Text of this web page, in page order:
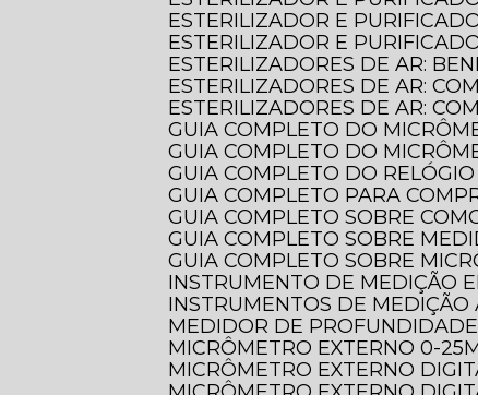
ESTERILIZADOR E
ESTERILIZADOR E
ESTERILIZADORES DE AR:
ESTERILIZADORES DE AR:
ESTERILIZADORES DE AR:
GUIA COMPLETO DO
GUIA COMPLETO DO
GUIA COMPLETO DO
GUIA COMPLETO PARA
GUIA COMPLETO SOBRE
GUIA COMPLETO SOBRE
GUIA COMPLETO SOBRE
INSTRUMENTO DE MEDIÇÃO
INSTRUMENTOS DE
MEDIDOR DE
MICRÔMETRO EXTERNO 0-
MICRÔMETRO EXTERNO